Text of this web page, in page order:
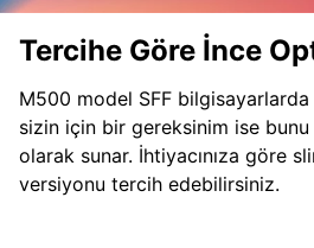
Tercihe Göre İnce
M500 model SFF
sizin için bir gereksinim ise
olarak sunar. İhtiyacınıza göre
versiyonu tercih edebilirsiniz.